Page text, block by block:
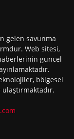
gelen savunma
Web sitesi,
güncel
bölgesel